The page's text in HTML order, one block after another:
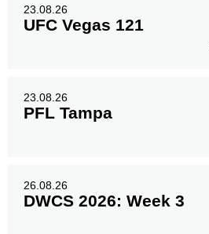
23.08.26
UFC Vegas 121
23.08.26
PFL Tampa
26.08.26
DWCS 2026: Week 3